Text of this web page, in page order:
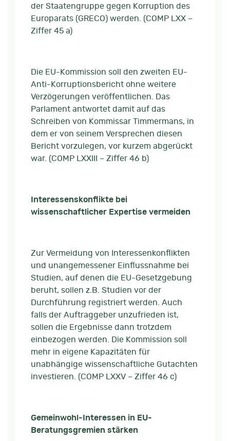
der Staatengruppe gegen Korruption des
Europarats (GRECO) werden. (COMP LXX –
Ziffer 45 a)
Die EU-Kommission soll den zweiten EU-
Anti-Korruptionsbericht ohne weitere
Verzögerungen veröffentlichen. Das
Parlament antwortet damit auf das
Schreiben von Kommissar Timmermans, in
dem er von seinem Versprechen diesen
Bericht vorzulegen, vor kurzem abgerückt
war. (COMP LXXIII – Ziffer 46 b)
Interessenskonflikte bei
wissenschaftlicher Expertise vermeiden
Zur Vermeidung von Interessenkonflikten
und unangemessener Einflussnahme bei
Studien, auf denen die EU-Gesetzgebung
beruht, sollen z.B. Studien vor der
Durchführung registriert werden. Auch
falls der Auftraggeber unzufrieden ist,
sollen die Ergebnisse dann trotzdem
einbezogen werden. Die Kommission soll
mehr in eigene Kapazitäten für
unabhängige wissenschaftliche Gutachten
investieren. (COMP LXXV – Ziffer 46 c)
Gemeinwohl-Interessen in EU-
Beratungsgremien stärken